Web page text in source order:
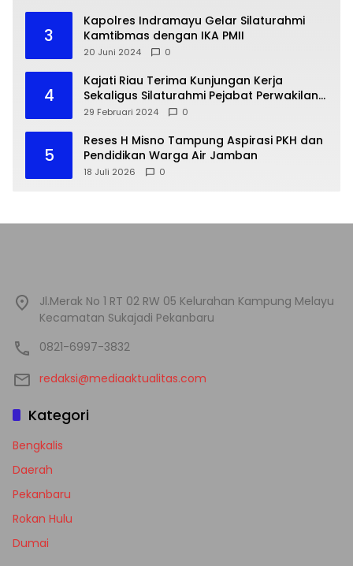
3
Kapolres Indramayu Gelar Silaturahmi
Kamtibmas dengan IKA PMII
20 Juni 2024 0
4
Kajati Riau Terima Kunjungan Kerja
Sekaligus Silaturahmi Pejabat Perwakilan
Bank Indonesia Provinsi Riau
29 Februari 2024 0
5
Reses H Misno Tampung Aspirasi PKH dan
Pendidikan Warga Air Jamban
18 Juli 2026 0
Jl.Merak No 1 RT 02 RW 05 Kelurahan Kampung Melayu
Kecamatan Sukajadi Pekanbaru
0821-6997-3832
redaksi@mediaaktualitas.com
Kategori
Bengkalis
Daerah
Pekanbaru
Rokan Hulu
Dumai